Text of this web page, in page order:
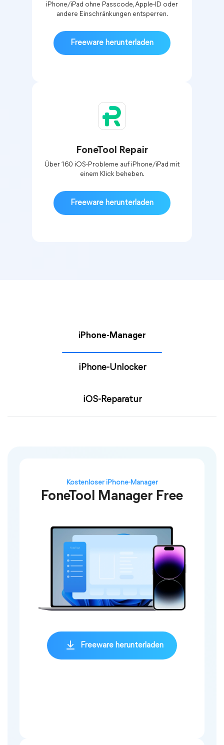
iPhone/iPad ohne Passcode, Apple-ID oder
andere Einschränkungen entsperren.
Freeware herunterladen
FoneTool Repair
Über 160 iOS-Probleme auf iPhone/iPad mit
einem Klick beheben.
Freeware herunterladen
iPhone-Manager
iPhone-Unlocker
iOS-Reparatur
Kostenloser iPhone-Manager
FoneTool Manager Free
Freeware herunterladen